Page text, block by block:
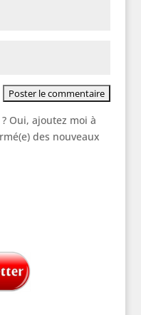
Oui, ajoutez moi à
des nouveaux